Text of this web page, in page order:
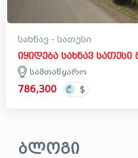
სახნავ - სათესი
სამთაწყარო
786,300
ბლოგი